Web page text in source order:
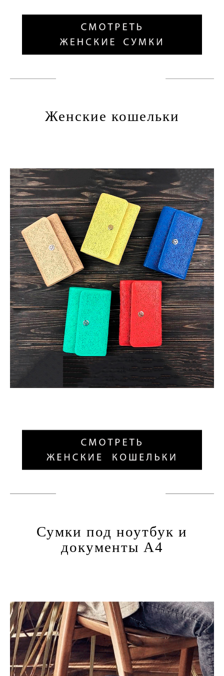
Женские кошельки
Сумки под ноутбук и
документы А4